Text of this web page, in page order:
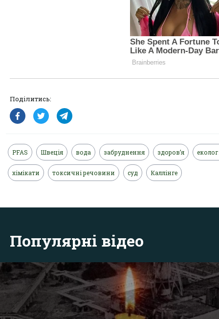
Поділитись:
PFAS Швеція вода забруднення здоров’я
хімікати токсичні речовини суд Каллінге
Популярні відео